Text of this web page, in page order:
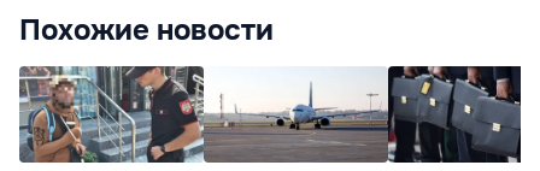
Похожие новости